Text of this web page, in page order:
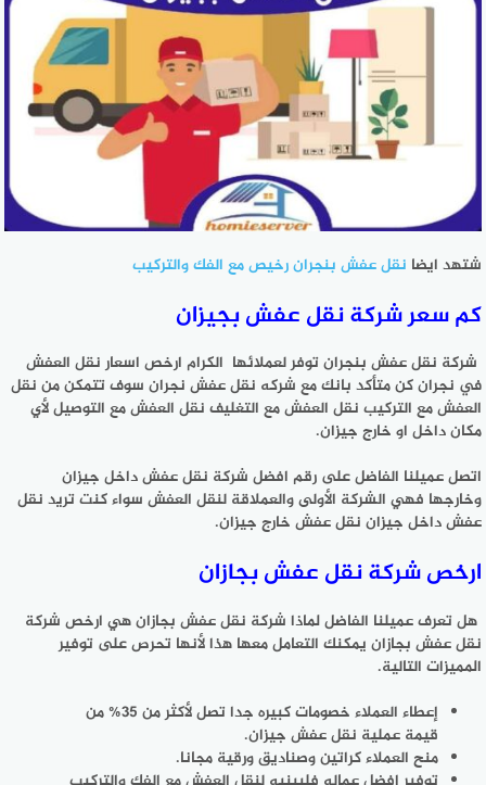
شتهد ايضا نقل عفش بنجران رخيص مع الفك والتركيب
كم سعر شركة نقل عفش بجيزان
شركة نقل عفش بنجران توفر لعملائها الكرام ارخص اسعار نقل العفش
في نجران كن متأكد بانك مع شركه نقل عفش نجران سوف تتمكن من نقل
العفش مع التركيب نقل العفش مع التغليف نقل العفش مع التوصيل لأي
مكان داخل او خارج جيزان.
اتصل عميلنا الفاضل على رقم افضل شركة نقل عفش داخل جيزان
وخارجها فهي الشركة الأولى والعملاقة لنقل العفش سواء كنت تريد نقل
عفش داخل جيزان نقل عفش خارج جيزان.
ارخص شركة نقل عفش بجازان
هل تعرف عميلنا الفاضل لماذا شركة نقل عفش بجازان هي ارخص شركة
نقل عفش بجازان يمكنك التعامل معها هذا لأنها تحرص على توفير
المميزات التالية.
إعطاء العملاء خصومات كبيره جدا تصل لأكثر من 35% من
قيمة عملية نقل عفش جيزان.
منح العملاء كراتين وصناديق ورقية مجانا.